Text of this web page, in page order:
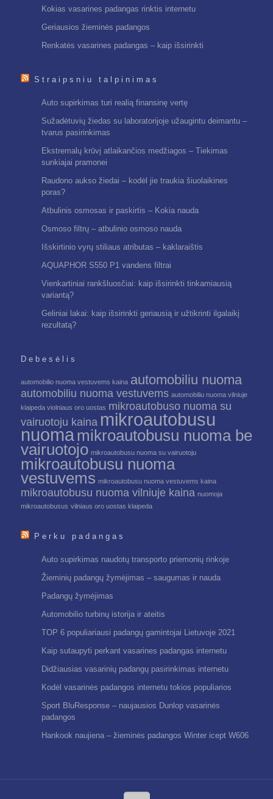
Kokias vasarines padangas rinktis internetu
Geriausios žieminės padangos
Renkatės vasarines padangas – kaip išsirinkti
Straipsniu talpinimas
Auto supirkimas turi realią finansinę vertę
Sužadėtuvių žiedas su laboratorijoje užaugintu deimantu –
tvarus pasirinkimas
Ekstremalų krūvį atlaikančios medžiagos – Tiekimas
sunkiajai pramonei
Raudono aukso žiedai – kodėl jie traukia šiuolaikines
poras?
Atbulinis osmosas ir paskirtis – Kokia nauda
Osmoso filtrų – atbulinio osmoso nauda
Išskirtinio vyrų stiliaus atributas – kaklaraištis
AQUAPHOR S550 P1 vandens filtrai
Vienkartiniai rankšluosčiai: kaip išsirinkti tinkamiausią
variantą?
Geliniai lakai: kaip išsirinkti geriausią ir užtikrinti ilgalaikį
rezultatą?
Debesėlis
automobilio nuoma vestuvems kaina automobiliu nuoma
automobiliu nuoma vestuvems automobiliu nuoma vilniuje
klaipeda violniaus oro uostas mikroautobuso nuoma su
vairuotoju kaina mikroautobusu
nuomamikroautobusu nuoma be
vairuotojo mikroautobusu nuoma su vairuotoju
mikroautobusu nuoma
vestuvems mikroautobusu nuoma vestuvems kaina
mikroautobusu nuoma vilniuje kaina nuomoja
mikroautobusus vilniaus oro uostas klaipeda
Perku padangas
Auto supirkimas naudotų transporto priemonių rinkoje
Žieminių padangų žymėjimas – saugumas ir nauda
Padangų žymėjimas
Automobilio turbinų istorija ir ateitis
TOP 6 populiariausi padangų gamintojai Lietuvoje 2021
Kaip sutaupyti perkant vasarines padangas internetu
Didžiausias vasarinių padangų pasirinkimas internetu
Kodėl vasarinės padangos internetu tokios populiarios
Sport BluResponse – naujausios Dunlop vasarinės
padangos
Hankook naujiena – žieminės padangos Winter icept W606